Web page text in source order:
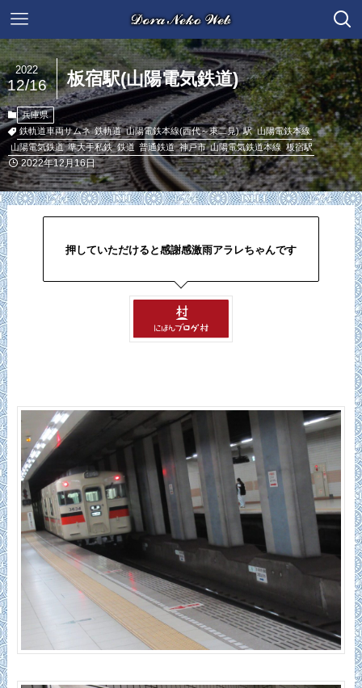
板宿駅(山陽電気鉄道)
2022
12/16
兵庫県
鉄軌道車両サムネ 鉄軌道 山陽電鉄本線(西代～東二見) 駅 山陽電鉄本線
山陽電気鉄道 準大手私鉄 鉄道 普通鉄道 神戸市 山陽電気鉄道本線 板宿駅
2022年12月16日
押していただけると感謝感激雨アラレちゃんです